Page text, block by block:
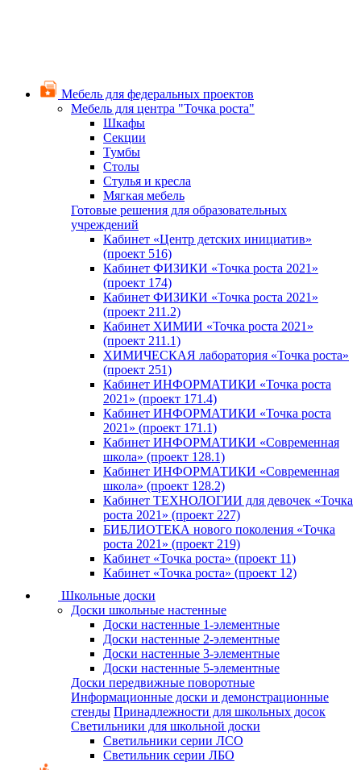
Мебель для федеральных проектов
Мебель для центра "Точка роста"
Шкафы
Секции
Тумбы
Столы
Стулья и кресла
Мягкая мебель
Готовые решения для образовательных
учреждений
Кабинет «Центр детских инициатив»
(проект 516)
Кабинет ФИЗИКИ «Точка роста 2021»
(проект 174)
Кабинет ФИЗИКИ «Точка роста 2021»
(проект 211.2)
Кабинет ХИМИИ «Точка роста 2021»
(проект 211.1)
ХИМИЧЕСКАЯ лаборатория «Точка роста»
(проект 251)
Кабинет ИНФОРМАТИКИ «Точка роста
2021» (проект 171.4)
Кабинет ИНФОРМАТИКИ «Точка роста
2021» (проект 171.1)
Кабинет ИНФОРМАТИКИ «Современная
школа» (проект 128.1)
Кабинет ИНФОРМАТИКИ «Современная
школа» (проект 128.2)
Кабинет ТЕХНОЛОГИИ для девочек «Точка
роста 2021» (проект 227)
БИБЛИОТЕКА нового поколения «Точка
роста 2021» (проект 219)
Кабинет «Точка роста» (проект 11)
Кабинет «Точка роста» (проект 12)
Школьные доски
Доски школьные настенные
Доски настенные 1-элементные
Доски настенные 2-элементные
Доски настенные 3-элементные
Доски настенные 5-элементные
Доски передвижные поворотные
Информационные доски и демонстрационные
стенды Принадлежности для школьных досок
Светильники для школьной доски
Светильники серии ЛСО
Светильник серии ЛБО